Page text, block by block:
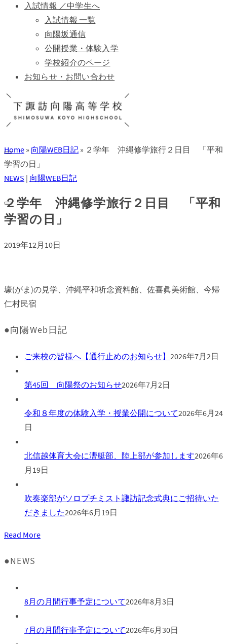
入試情報 ／中学生へ
入試情報 一覧
向陽坂通信
公開授業・体験入学
学校紹介のページ
お知らせ・お問い合わせ
Home » 向陽WEB日記 » ２学年 沖縄修学旅行２日目 「平和
学習の日」
NEWS | 向陽WEB日記
２学年 沖縄修学旅行２日目 「平和
学習の日」
2019年12月10日
壕(がま)の見学、沖縄平和祈念資料館、佐喜眞美術館、今帰
仁村民宿
●向陽Web日記
ご来校の皆様へ【通行止めのお知らせ】 2026年7月2日
第45回 向陽祭のお知らせ2026年7月2日
令和８年度の体験入学・授業公開について2026年6月24
日
北信越体育大会に漕艇部、陸上部が参加します2026年6
月19日
吹奏楽部がソロプチミスト諏訪記念式典にご招待いた
だきました2026年6月19日
Read More
●NEWS
8月の月間行事予定について2026年8月3日
7月の月間行事予定について2026年6月30日